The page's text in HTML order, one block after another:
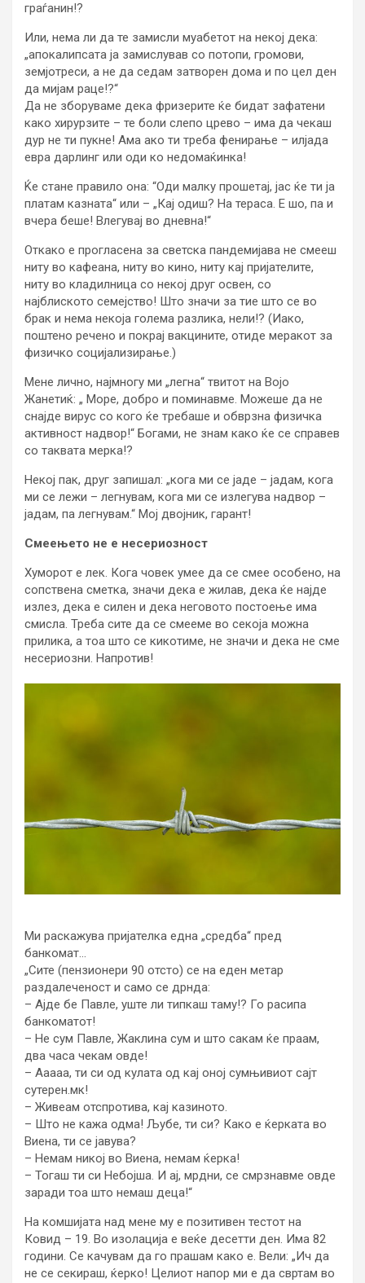
граѓанин!?
Или, нема ли да те замисли муабетот на некој дека:
„апокалипсата ја замислував со потопи, громови,
земјотреси, а не да седам затворен дома и по цел ден
да мијам раце!?“
Да не зборуваме дека фризерите ќе бидат зафатени
како хирурзите – те боли слепо црево – има да чекаш
дур не ти пукне! Ама ако ти треба фенирање – илјада
евра дарлинг или оди ко недомаќинка!
Ќе стане правило она: “Оди малку прошетај, јас ќе ти ја
платам казната“ или – „Кај одиш? На тераса. Е шо, па и
вчера беше! Влегувај во дневна!“
Откако е прогласена за светска пандемијава не смееш
ниту во кафеана, ниту во кино, ниту кај пријателите,
ниту во кладилница со некој друг освен, со
најблиското семејство! Што значи за тие што се во
брак и нема некоја голема разлика, нели!? (Иако,
поштено речено и покрај вакцините, отиде меракот за
физичко социјализирање.)
Мене лично, најмногу ми „легна“ твитот на Војо
Жанетиќ: „ Море, добро и поминавме. Можеше да не
снајде вирус со кого ќе требаше и обврзна физичка
активност надвор!“ Богами, не знам како ќе се справев
со таквата мерка!?
Некој пак, друг запишал: „кога ми се јаде – јадам, кога
ми се лежи – легнувам, кога ми се излегува надвор –
јадам, па легнувам.“ Мој двојник, гарант!
Смеењето не е несериозност
Хуморот е лек. Кога човек умее да се смее особено, на
сопствена сметка, значи дека е жилав, дека ќе најде
излез, дека е силен и дека неговото постоење има
смисла. Треба сите да се смееме во секоја можна
прилика, а тоа што се кикотиме, не значи и дека не сме
несериозни. Напротив!
Ми раскажува пријателка една „средба“ пред
банкомат…
„Сите (пензионери 90 отсто) се на еден метар
раздалеченост и само се дрнда:
– Ајде бе Павле, уште ли типкаш таму!? Го расипа
банкоматот!
– Не сум Павле, Жаклина сум и што сакам ќе праам,
два часа чекам овде!
– Ааааа, ти си од кулата од кај оној сумњивиот сајт
сутерен.мк!
– Живеам отспротива, кај казиното.
– Што не кажа одма! Љубе, ти си? Како е ќерката во
Виена, ти се јавува?
– Немам никој во Виена, немам ќерка!
– Тогаш ти си Небојша. И ај, мрдни, се смрзнавме овде
заради тоа што немаш деца!“
На комшијата над мене му е позитивен тестот на
Ковид – 19. Во изолација е веќе десетти ден. Има 82
години. Се качувам да го прашам како е. Вели: „Ич да
не се секираш, ќерко! Целиот напор ми е да свртам во